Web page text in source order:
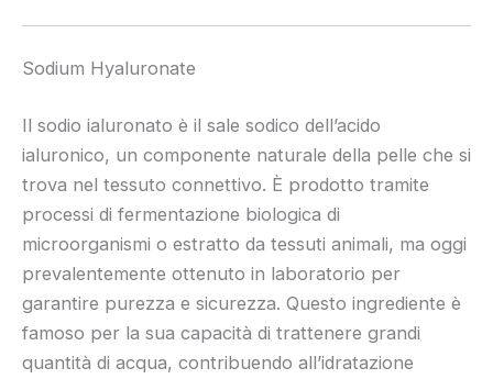
Sodium Hyaluronate
Il sodio ialuronato è il sale sodico dell’acido
ialuronico, un componente naturale della pelle che si
trova nel tessuto connettivo. È prodotto tramite
processi di fermentazione biologica di
microorganismi o estratto da tessuti animali, ma oggi
prevalentemente ottenuto in laboratorio per
garantire purezza e sicurezza. Questo ingrediente è
famoso per la sua capacità di trattenere grandi
quantità di acqua, contribuendo all’idratazione